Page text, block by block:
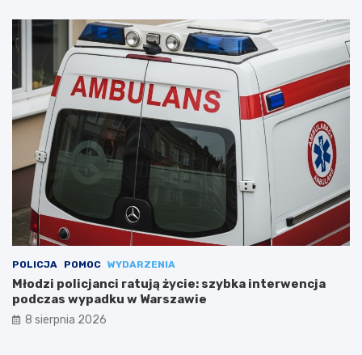
POLICJA POMOC WYDARZENIA
Młodzi policjanci ratują życie: szybka interwencja
podczas wypadku w Warszawie
8 sierpnia 2026